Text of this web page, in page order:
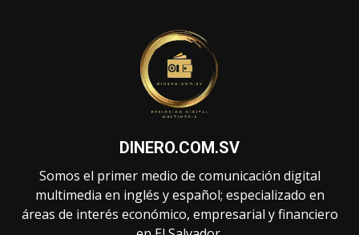
DINERO.COM.SV
Somos el primer medio de comunicación digital
multimedia en inglés y español; especializado en
áreas de interés económico, empresarial y financiero